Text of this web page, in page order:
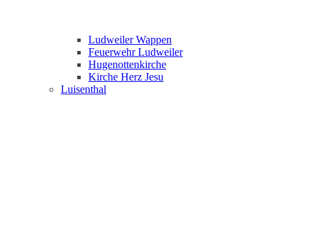
Ludweiler Wappen
Feuerwehr Ludweiler
Hugenottenkirche
Kirche Herz Jesu
Luisenthal